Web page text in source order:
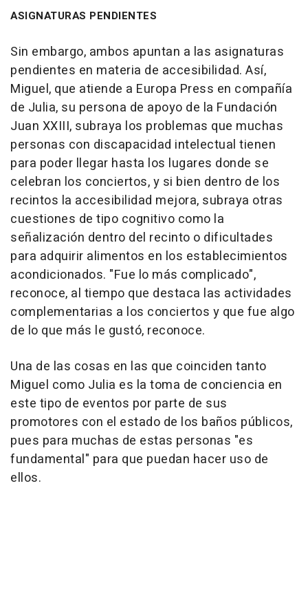
ASIGNATURAS PENDIENTES
Sin embargo, ambos apuntan a las asignaturas
pendientes en materia de accesibilidad. Así,
Miguel, que atiende a Europa Press en compañía
de Julia, su persona de apoyo de la Fundación
Juan XXIII, subraya los problemas que muchas
personas con discapacidad intelectual tienen
para poder llegar hasta los lugares donde se
celebran los conciertos, y si bien dentro de los
recintos la accesibilidad mejora, subraya otras
cuestiones de tipo cognitivo como la
señalización dentro del recinto o dificultades
para adquirir alimentos en los establecimientos
acondicionados. "Fue lo más complicado",
reconoce, al tiempo que destaca las actividades
complementarias a los conciertos y que fue algo
de lo que más le gustó, reconoce.
Una de las cosas en las que coinciden tanto
Miguel como Julia es la toma de conciencia en
este tipo de eventos por parte de sus
promotores con el estado de los baños públicos,
pues para muchas de estas personas "es
fundamental" para que puedan hacer uso de
ellos.